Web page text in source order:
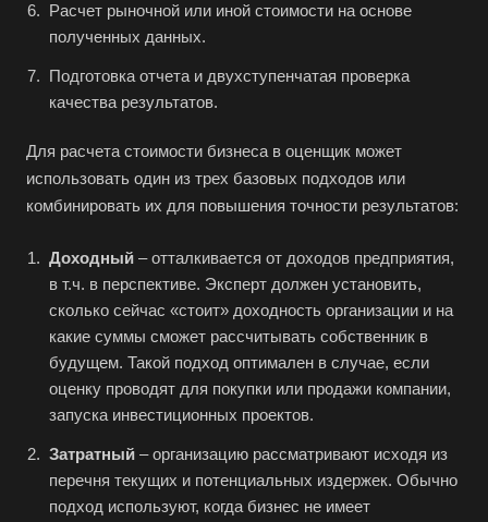
Расчет рыночной или иной стоимости на основе
полученных данных.
Подготовка отчета и двухступенчатая проверка
качества результатов.
Для расчета стоимости бизнеса в оценщик может
использовать один из трех базовых подходов или
комбинировать их для повышения точности результатов:
Доходный – отталкивается от доходов предприятия,
в т.ч. в перспективе. Эксперт должен установить,
сколько сейчас «стоит» доходность организации и на
какие суммы сможет рассчитывать собственник в
будущем. Такой подход оптимален в случае, если
оценку проводят для покупки или продажи компании,
запуска инвестиционных проектов.
Затратный – организацию рассматривают исходя из
перечня текущих и потенциальных издержек. Обычно
подход используют, когда бизнес не имеет
Балабаново
Балаково
Балашиха
Барабинск
Бахчисарай
Белая Калитва
Белгород
Белебей
Белово
Белореченск